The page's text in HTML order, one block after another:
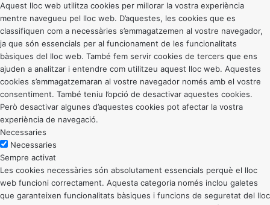
Aquest lloc web utilitza cookies per millorar la vostra experiència
mentre navegueu pel lloc web. D’aquestes, les cookies que es
classifiquen com a necessàries s’emmagatzemen al vostre navegador,
ja que són essencials per al funcionament de les funcionalitats
bàsiques del lloc web. També fem servir cookies de tercers que ens
ajuden a analitzar i entendre com utilitzeu aquest lloc web. Aquestes
cookies s’emmagatzemaran al vostre navegador només amb el vostre
consentiment. També teniu l’opció de desactivar aquestes cookies.
Però desactivar algunes d’aquestes cookies pot afectar la vostra
experiència de navegació.
Necessaries
Necessaries
Sempre activat
Les cookies necessàries són absolutament essencials perquè el lloc
web funcioni correctament. Aquesta categoria només inclou galetes
que garanteixen funcionalitats bàsiques i funcions de seguretat del lloc